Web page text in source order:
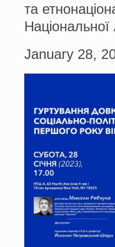
та
Національної
January 28,